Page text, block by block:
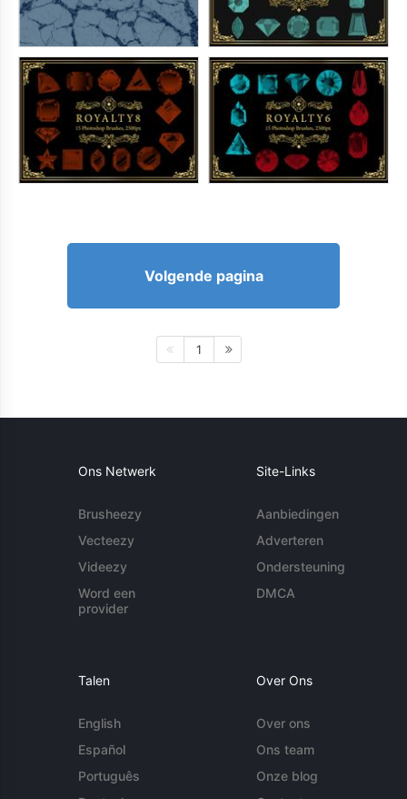
Volgende pagina
1
Ons Netwerk
Brusheezy
Vecteezy
Videezy
Word een
provider
Site-Links
Aanbiedingen
Adverteren
Ondersteuning
DMCA
Talen
English
Español
Português
Over Ons
Over ons
Ons team
Onze blog